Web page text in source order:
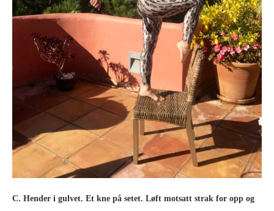
C. Hender i gulvet. Et kne på setet. Løft motsatt strak for opp og